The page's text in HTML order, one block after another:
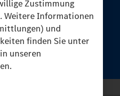
Zustimmung
Weitere Informationen
und
finden Sie unter
unseren